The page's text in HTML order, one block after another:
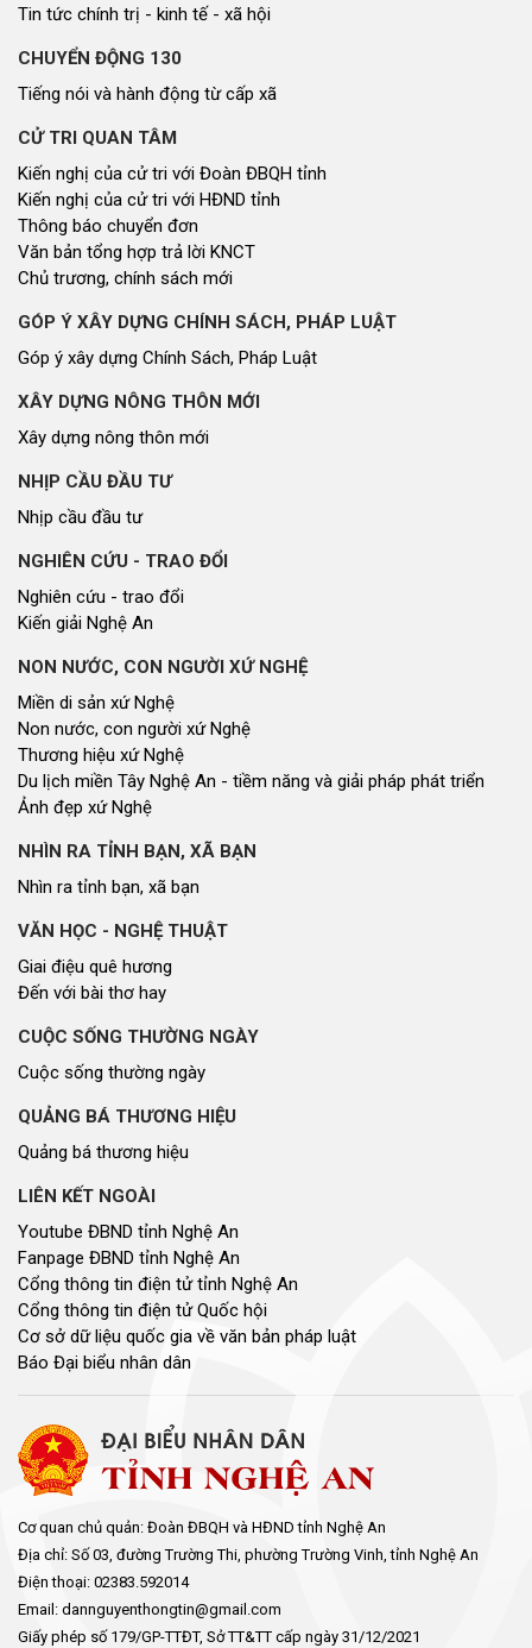
Tin tức chính trị - kinh tế - xã hội
CHUYỂN ĐỘNG 130
Tiếng nói và hành động từ cấp xã
CỬ TRI QUAN TÂM
Kiến nghị của cử tri với Đoàn ĐBQH tỉnh
Kiến nghị của cử tri với HĐND tỉnh
Thông báo chuyển đơn
Văn bản tổng hợp trả lời KNCT
Chủ trương, chính sách mới
GÓP Ý XÂY DỰNG CHÍNH SÁCH, PHÁP LUẬT
Góp ý xây dựng Chính Sách, Pháp Luật
XÂY DỰNG NÔNG THÔN MỚI
Xây dựng nông thôn mới
NHỊP CẦU ĐẦU TƯ
Nhịp cầu đầu tư
NGHIÊN CỨU - TRAO ĐỔI
Nghiên cứu - trao đổi
Kiến giải Nghệ An
NON NƯỚC, CON NGƯỜI XỨ NGHỆ
Miền di sản xứ Nghệ
Non nước, con người xứ Nghệ
Thương hiệu xứ Nghệ
Du lịch miền Tây Nghệ An - tiềm năng và giải pháp phát triển
Ảnh đẹp xứ Nghệ
NHÌN RA TỈNH BẠN, XÃ BẠN
Nhìn ra tỉnh bạn, xã bạn
VĂN HỌC - NGHỆ THUẬT
Giai điệu quê hương
Đến với bài thơ hay
CUỘC SỐNG THƯỜNG NGÀY
Cuộc sống thường ngày
QUẢNG BÁ THƯƠNG HIỆU
Quảng bá thương hiệu
LIÊN KẾT NGOÀI
Youtube ĐBND tỉnh Nghệ An
Fanpage ĐBND tỉnh Nghệ An
Cổng thông tin điện tử tỉnh Nghệ An
Cổng thông tin điện tử Quốc hội
Cơ sở dữ liệu quốc gia về văn bản pháp luật
Báo Đại biểu nhân dân
Cơ quan chủ quản: Đoàn ĐBQH và HĐND tỉnh Nghệ An
Địa chỉ: Số 03, đường Trường Thi, phường Trường Vinh, tỉnh Nghệ An
Điện thoại: 02383.592014
Email: dannguyenthongtin@gmail.com
Giấy phép số 179/GP-TTĐT, Sở TT&TT cấp ngày 31/12/2021